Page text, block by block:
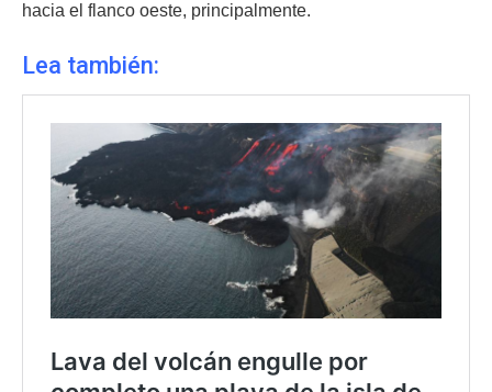
hacia el flanco oeste, principalmente.
Lea también: